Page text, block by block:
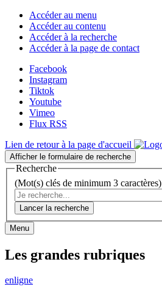
Accéder au menu
Accéder au contenu
Accéder à la recherche
Accéder à la page de contact
Facebook
Instagram
Tiktok
Youtube
Vimeo
Flux RSS
Lien de retour à la page d'accueil
Afficher le formulaire de recherche
Recherche
(Mot(s) clés de minimum 3 caractères)
Lancer la recherche
Menu
Les grandes rubriques
enligne